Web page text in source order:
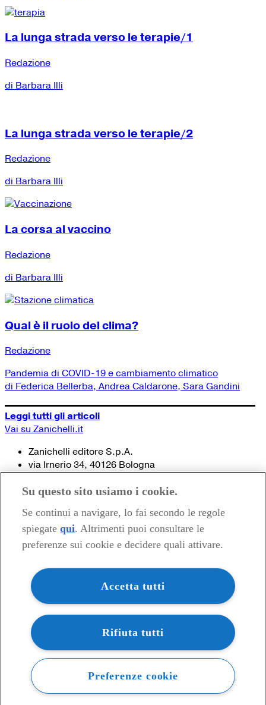
La lunga strada verso le terapie/1
Redazione
di Barbara Illi
La lunga strada verso le terapie/2
Redazione
di Barbara Illi
La corsa al vaccino
Redazione
di Barbara Illi
Qual è il ruolo del clima?
Redazione
Pandemia di COVID-19 e cambiamento climatico
di Federica Bellerba, Andrea Caldarone, Sara Gandini
Leggi tutti gli articoli
Vai su Zanichelli.it
Zanichelli editore S.p.A.
via Irnerio 34, 40126 Bologna
Tel. 051- 293.111 / 245.024
© 2020 Zanichelli Editore spa
Contatti e recapiti
my.zanichelli.it
Filiali e agenzie
Acquisti: informazioni precontrattuali
Area stampa
Privacy
Su questo sito usiamo i cookie.
Se continui a navigare, lo fai secondo le regole
spiegate qui. Altrimenti puoi consultare le
preferenze sui cookie e decidere quali attivare.
Accetta tutti
Rifiuta tutti
Preferenze cookie